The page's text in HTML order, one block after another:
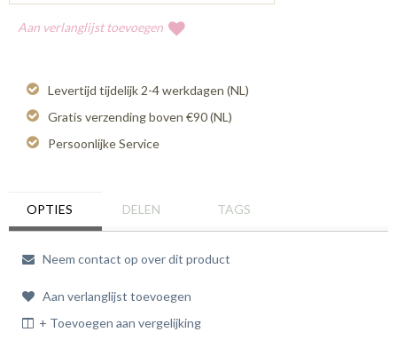
Aan verlanglijst toevoegen
Levertijd tijdelijk 2-4 werkdagen (NL)
Gratis verzending boven €90 (NL)
Persoonlijke Service
OPTIES DELEN TAGS
Neem contact op over dit product
Aan verlanglijst toevoegen
+ Toevoegen aan vergelijking